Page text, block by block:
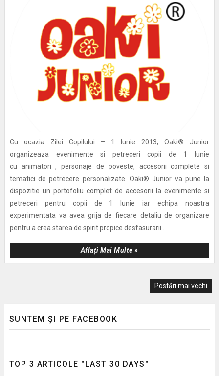
Cu ocazia Zilei Copilului – 1 Iunie 2013, Oaki® Junior
organizeaza evenimente si petreceri copii de 1 Iunie
cu animatori , personaje de poveste, accesorii complete si
tematici de petrecere personalizate. Oaki® Junior va pune la
dispozitie un portofoliu complet de accesorii la evenimente si
petreceri pentru copii de 1 Iunie iar echipa noastra
experimentata va avea grija de fiecare detaliu de organizare
pentru a crea starea de spirit propice desfasurarii...
Aflați Mai Multe »
Postări mai vechi
SUNTEM ȘI PE FACEBOOK
TOP 3 ARTICOLE "LAST 30 DAYS"